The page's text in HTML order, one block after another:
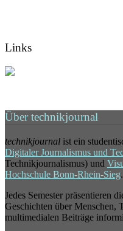
Links
Über technikjournal
technikjournal ist ein
Digitaler Journalismus und
Technikjournalismus) und
Hochschule Bonn-Rhein-Sieg.
Jedes Semester präsentieren
Geschichten über Menschen,
multimedialen Beiträge